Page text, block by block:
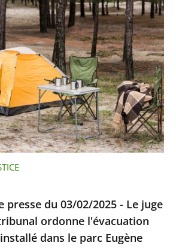
presse du 03/02/2025 - Le juge
ordonne l'évacuation
dans le parc Eugène